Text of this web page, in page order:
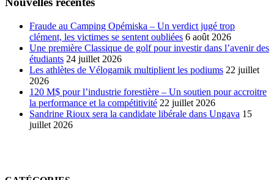
Fraude au Camping Opémiska – Un verdict jugé trop
clément, les victimes se sentent oubliées 6 août 2026
Une première Classique de golf pour investir dans l’avenir des
étudiants 24 juillet 2026
Les athlètes de Vélogamik multiplient les podiums 22 juillet
2026
120 M$ pour l’industrie forestière – Un soutien pour accroitre
la performance et la compétitivité 22 juillet 2026
Sandrine Rioux sera la candidate libérale dans Ungava 15
juillet 2026